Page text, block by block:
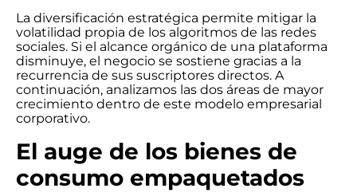
La diversificación estratégica permite mitigar la
volatilidad propia de los algoritmos de las redes
sociales. Si el alcance orgánico de una plataforma
disminuye, el negocio se sostiene gracias a la
recurrencia de sus suscriptores directos. A
continuación, analizamos las dos áreas de mayor
crecimiento dentro de este modelo empresarial
corporativo.
El auge de los bienes de
consumo empaquetados